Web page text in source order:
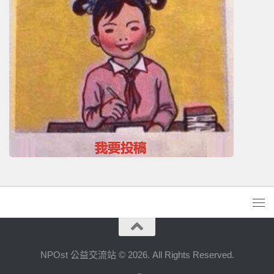
NPOst 公益交流站 © 2026. All Rights Reserved.